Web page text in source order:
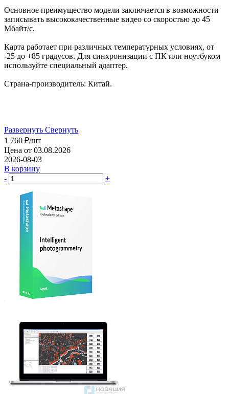
Основное преимущество модели заключается в возможности
записывать высококачественные видео со скоростью до 45
Мбайт/с.
Карта работает при различных температурных условиях, от
-25 до +85 градусов. Для синхронизации с ПК или ноутбуком
используйте специальный адаптер.
Страна-производитель: Китай.
Развернуть Свернуть
1 760 ₽/шт
Цена от 03.08.2026
2026-08-03
В корзину
-
+